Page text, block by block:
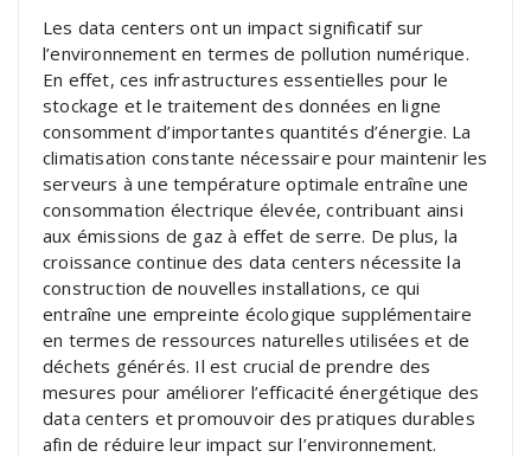
Les data centers ont un impact significatif sur
l’environnement en termes de pollution numérique.
En effet, ces infrastructures essentielles pour le
stockage et le traitement des données en ligne
consomment d’importantes quantités d’énergie. La
climatisation constante nécessaire pour maintenir les
serveurs à une température optimale entraîne une
consommation électrique élevée, contribuant ainsi
aux émissions de gaz à effet de serre. De plus, la
croissance continue des data centers nécessite la
construction de nouvelles installations, ce qui
entraîne une empreinte écologique supplémentaire
en termes de ressources naturelles utilisées et de
déchets générés. Il est crucial de prendre des
mesures pour améliorer l’efficacité énergétique des
data centers et promouvoir des pratiques durables
afin de réduire leur impact sur l’environnement.